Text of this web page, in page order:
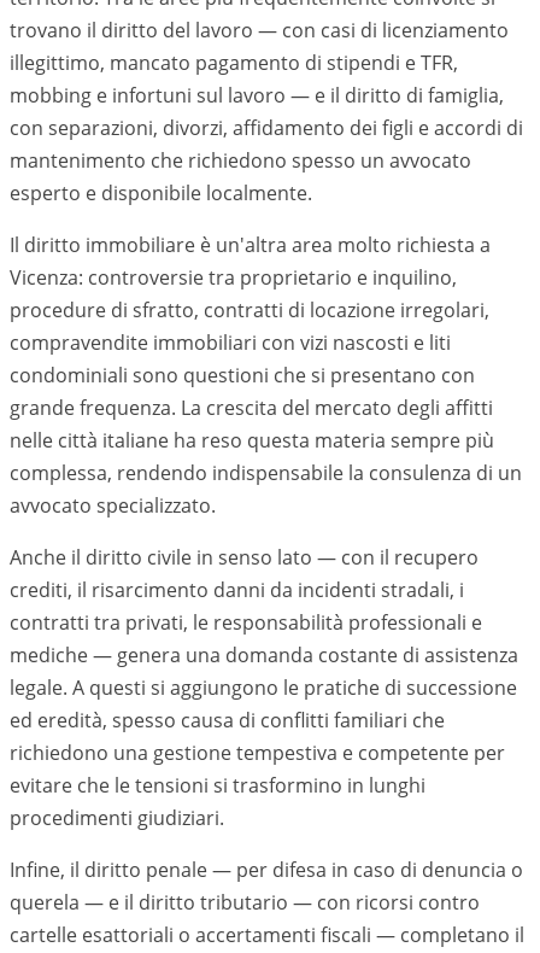
trovano il diritto del lavoro — con casi di licenziamento
illegittimo, mancato pagamento di stipendi e TFR,
mobbing e infortuni sul lavoro — e il diritto di famiglia,
con separazioni, divorzi, affidamento dei figli e accordi di
mantenimento che richiedono spesso un avvocato
esperto e disponibile localmente.
Il diritto immobiliare è un'altra area molto richiesta a
Vicenza: controversie tra proprietario e inquilino,
procedure di sfratto, contratti di locazione irregolari,
compravendite immobiliari con vizi nascosti e liti
condominiali sono questioni che si presentano con
grande frequenza. La crescita del mercato degli affitti
nelle città italiane ha reso questa materia sempre più
complessa, rendendo indispensabile la consulenza di un
avvocato specializzato.
Anche il diritto civile in senso lato — con il recupero
crediti, il risarcimento danni da incidenti stradali, i
contratti tra privati, le responsabilità professionali e
mediche — genera una domanda costante di assistenza
legale. A questi si aggiungono le pratiche di successione
ed eredità, spesso causa di conflitti familiari che
richiedono una gestione tempestiva e competente per
evitare che le tensioni si trasformino in lunghi
procedimenti giudiziari.
Infine, il diritto penale — per difesa in caso di denuncia o
querela — e il diritto tributario — con ricorsi contro
cartelle esattoriali o accertamenti fiscali — completano il